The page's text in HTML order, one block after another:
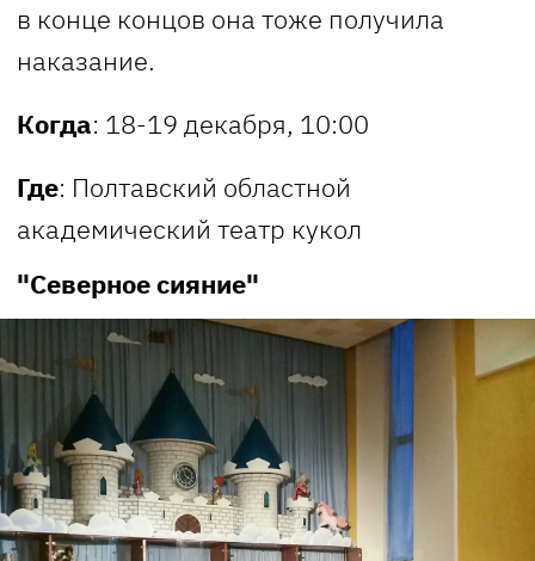
в конце концов она тоже получила
наказание.
Когда: 18-19 декабря, 10:00
Где: Полтавский областной
академический театр кукол
"Северное сияние"